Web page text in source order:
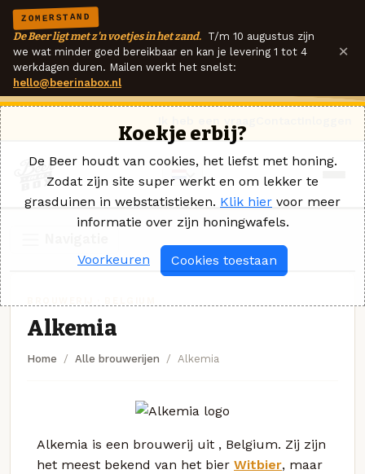
ZOMERSTAND
De Beer ligt met z'n voetjes in het zand. T/m 10 augustus zijn
we wat minder goed bereikbaar en kan je levering 1 tot 4
werkdagen duren. Mailen werkt het snelst:
hello@beerinabox.nl
×
Alkemia
Home Alle brouwerijen Alkemia
Alkemia is een brouwerij uit , Belgium. Zij zijn
het meest bekend van het bier Witbier, maar
Koekje erbij?
De Beer houdt van cookies, het liefst met honing.
Zodat zijn site super werkt en om lekker te
grasduinen in webstatistieken. Klik hier voor meer
informatie over zijn honingwafels.
Voorkeuren Cookies toestaan